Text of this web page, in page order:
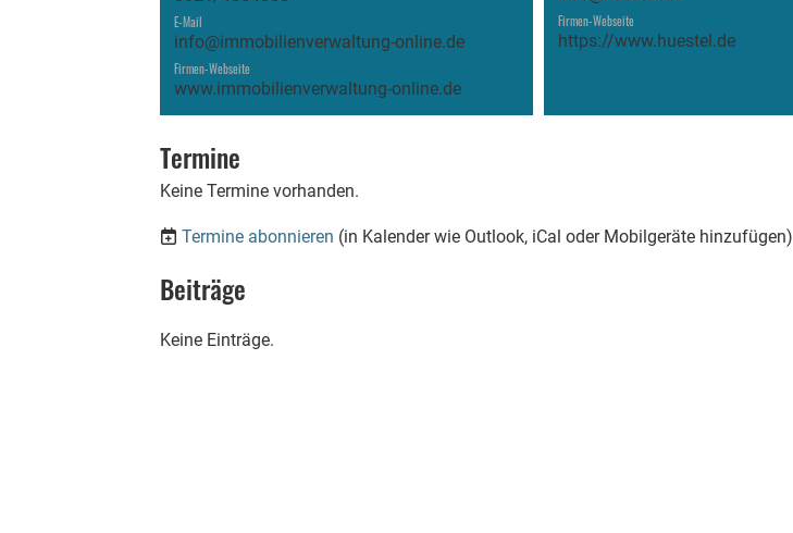
E-Mail
info@immobilienverwaltung-online.de
Firmen-Webseite
www.immobilienverwaltung-online.de
Firmen-Webseite
https://www.huestel.de
Termine
Keine Termine vorhanden.
Termine abonnieren (in Kalender wie Outlook, iCal oder Mobilgeräte hinzufügen)
Beiträge
Keine Einträge.